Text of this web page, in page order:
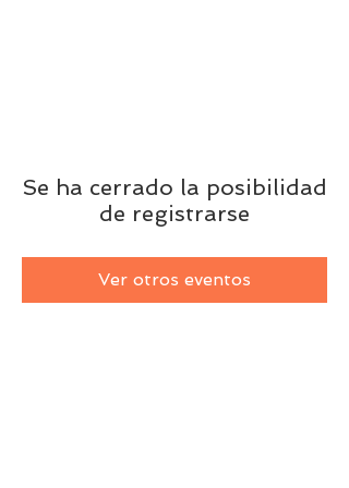
Se ha cerrado la posibilidad
de registrarse
Ver otros eventos